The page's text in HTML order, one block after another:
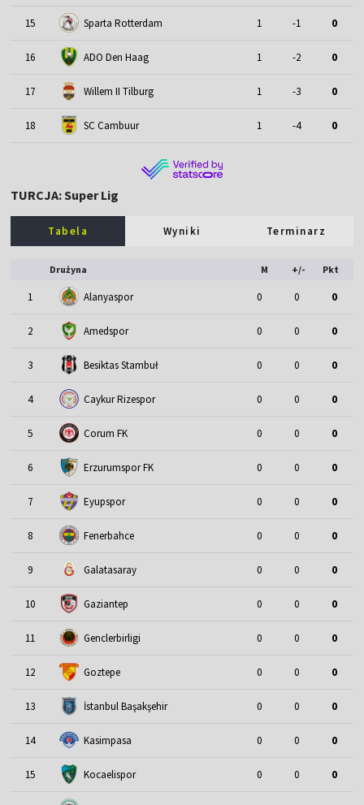
15 Sparta Rotterdam 1 -1 0
16 ADO Den Haag 1 -2 0
17 Willem II Tilburg 1 -3 0
18 SC Cambuur 1 -4 0
TURCJA: Super Lig
Tabela Wyniki Terminarz
Drużyna M +/- Pkt
1 Alanyaspor 0 0 0
2 Amedspor 0 0 0
3 Besiktas Stambuł 0 0 0
4 Caykur Rizespor 0 0 0
5 Corum FK 0 0 0
6 Erzurumspor FK 0 0 0
7 Eyupspor 0 0 0
8 Fenerbahce 0 0 0
9 Galatasaray 0 0 0
10 Gaziantep 0 0 0
11 Genclerbirligi 0 0 0
12 Goztepe 0 0 0
13 İstanbul Başakşehir 0 0 0
14 Kasimpasa 0 0 0
15 Kocaelispor 0 0 0